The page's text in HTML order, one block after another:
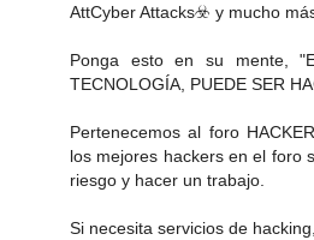
Att️Cyber ​​Attacks☣️ y mucho
Ponga esto en su mente,
TECNOLOGÍA, PUEDE SER
Pertenecemos al foro
los mejores hackers en el foro
riesgo y hacer un trabajo.
Si necesita servicios de